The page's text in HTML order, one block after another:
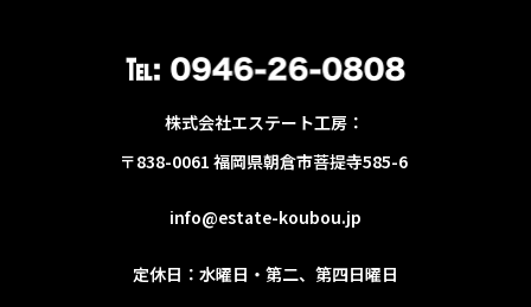
株式会社エステート工房：
〒838-0061 福岡県朝倉市菩提寺585-6
info@estate-koubou.jp
定休日：水曜日 ・第二、第四日曜日